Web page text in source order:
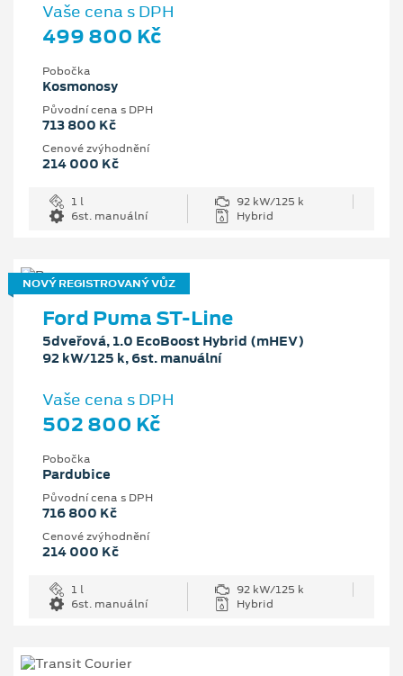
Vaše cena s DPH
499 800 Kč
Pobočka
Kosmonosy
Původní cena s DPH
713 800 Kč
Cenové zvýhodnění
214 000 Kč
1 l
92 kW/125 k
6st. manuální
Hybrid
NOVÝ REGISTROVANÝ VŮZ
Ford Puma ST-Line
5dveřová, 1.0 EcoBoost Hybrid (mHEV)
92 kW/125 k, 6st. manuální
Vaše cena s DPH
502 800 Kč
Pobočka
Pardubice
Původní cena s DPH
716 800 Kč
Cenové zvýhodnění
214 000 Kč
1 l
92 kW/125 k
6st. manuální
Hybrid